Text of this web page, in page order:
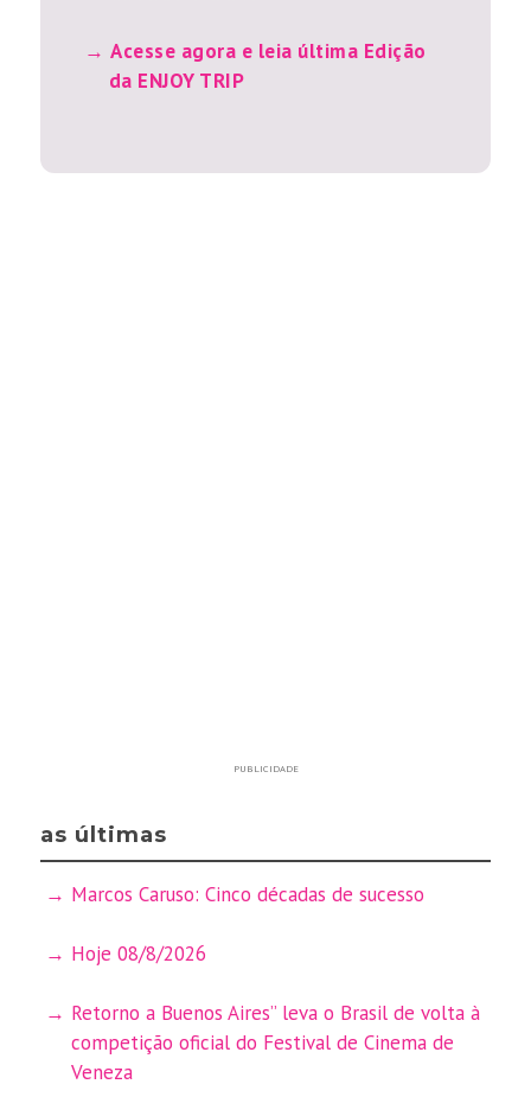
Acesse agora e leia última Edição
da ENJOY TRIP
PUBLICIDADE
as últimas
Marcos Caruso: Cinco décadas de sucesso
Hoje 08/8/2026
Retorno a Buenos Aires” leva o Brasil de volta à
competição oficial do Festival de Cinema de
Veneza